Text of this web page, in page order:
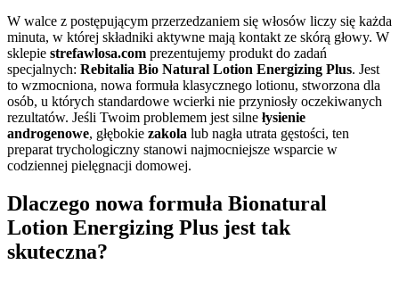
W walce z postępującym przerzedzaniem się włosów liczy się każda
minuta, w której składniki aktywne mają kontakt ze skórą głowy. W
sklepie strefawlosa.com prezentujemy produkt do zadań
specjalnych: Rebitalia Bio Natural Lotion Energizing Plus. Jest
to wzmocniona, nowa formuła klasycznego lotionu, stworzona dla
osób, u których standardowe wcierki nie przyniosły oczekiwanych
rezultatów. Jeśli Twoim problemem jest silne łysienie
androgenowe, głębokie zakola lub nagła utrata gęstości, ten
preparat trychologiczny stanowi najmocniejsze wsparcie w
codziennej pielęgnacji domowej.
Dlaczego nowa formuła Bionatural
Lotion Energizing Plus jest tak
skuteczna?